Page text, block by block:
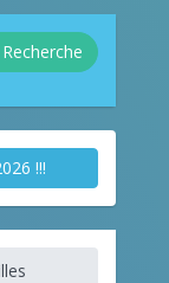
Recherche
!!!